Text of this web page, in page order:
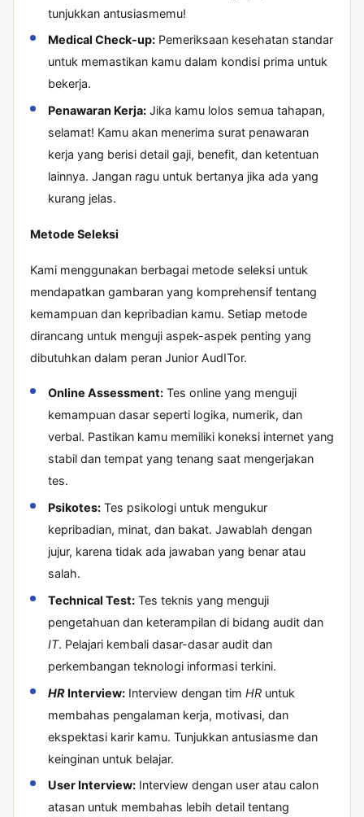
tunjukkan antusiasmemu!
Medical Check-up:Pemeriksaan kesehatan standar
untuk memastikan kamu dalam kondisi prima untuk
bekerja.
Penawaran Kerja:Jika kamu lolos semua tahapan,
selamat! Kamu akan menerima surat penawaran
kerja yang berisi detail gaji, benefit, dan ketentuan
lainnya. Jangan ragu untuk bertanya jika ada yang
kurang jelas.
Metode Seleksi
Kami menggunakan berbagai metode seleksi untuk
mendapatkan gambaran yang komprehensif tentang
kemampuan dan kepribadian kamu. Setiap metode
dirancang untuk menguji aspek-aspek penting yang
dibutuhkan dalam peran Junior AudITor.
Online Assessment:Tes online yang menguji
kemampuan dasar seperti logika, numerik, dan
verbal. Pastikan kamu memiliki koneksi internet yang
stabil dan tempat yang tenang saat mengerjakan
tes.
Psikotes:Tes psikologi untuk mengukur
kepribadian, minat, dan bakat. Jawablah dengan
jujur, karena tidak ada jawaban yang benar atau
salah.
Technical Test:Tes teknis yang menguji
pengetahuan dan keterampilan di bidang audit dan
IT. Pelajari kembali dasar-dasar audit dan
perkembangan teknologi informasi terkini.
HRInterview:Interview dengan tim HRuntuk
membahas pengalaman kerja, motivasi, dan
ekspektasi karir kamu. Tunjukkan antusiasme dan
keinginan untuk belajar.
User Interview:Interview dengan user atau calon
atasan untuk membahas lebih detail tentang